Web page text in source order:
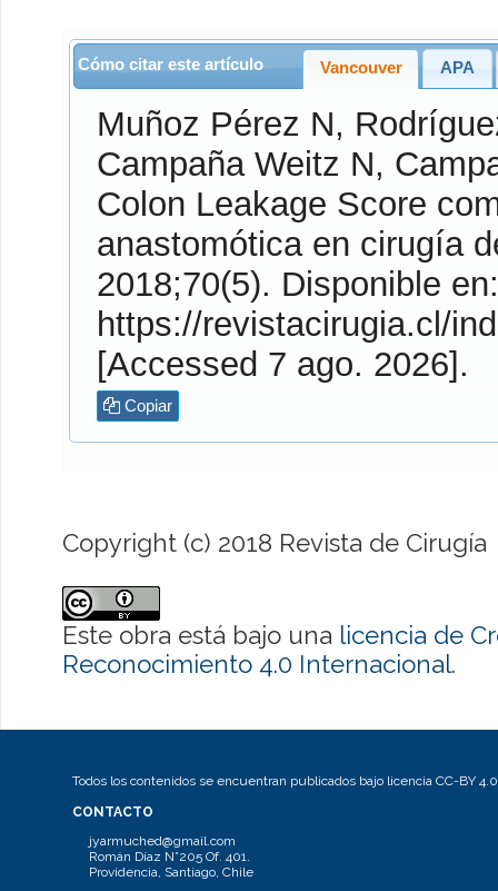
Cómo citar este artículo Vancouver APA
Muñoz Pérez N,
Campaña Weitz N,
Colon Leakage Score
anastomótica en cirugía
2018;70(5). Disponible en:
https://revistacirugia.cl/
[Accessed 7 ago. 2026].
Copiar
Copyright (c) 2018 Revista de Cirugía
Este obra está bajo una licencia de
Reconocimiento 4.0 Internacional.
Todos los contenidos se encuentran publicados bajo licencia CC-BY 4.0
CONTACTO
jyarmuched@gmail.com
Román Díaz N°205 Of. 401.
Providencia, Santiago, Chile